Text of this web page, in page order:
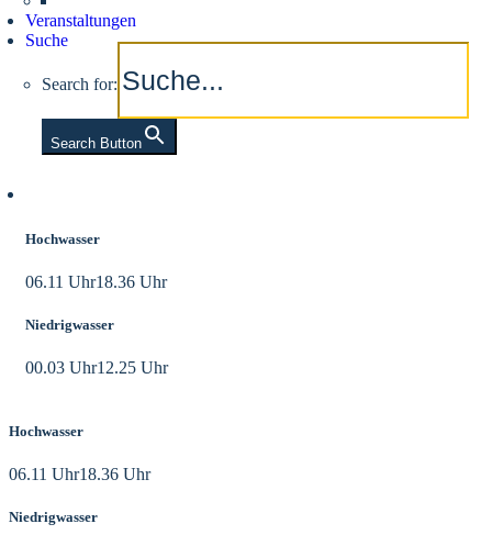
Veranstaltungen
Suche
Search for:
Search Button
Hochwasser
06.11 Uhr18.36 Uhr
Niedrigwasser
00.03 Uhr12.25 Uhr
Hochwasser
06.11 Uhr18.36 Uhr
Niedrigwasser